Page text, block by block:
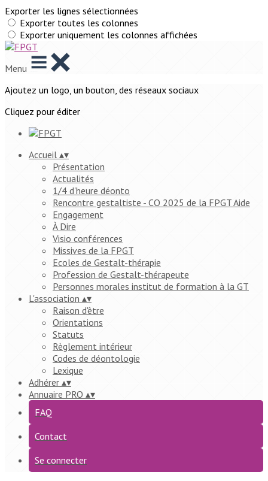
Exporter les lignes sélectionnées
Exporter toutes les colonnes
Exporter uniquement les colonnes affichées
Menu
Ajoutez un logo, un bouton, des réseaux sociaux
Cliquez pour éditer
Accueil ▴▾
Présentation
Actualités
1/4 d'heure déonto
Rencontre gestaltiste - CO 2025 de la FPGT Aide
Engagement
À Dire
Visio conférences
Missives de la FPGT
Ecoles de Gestalt-thérapie
Profession de Gestalt-thérapeute
Personnes morales institut de formation à la GT
L'association ▴▾
Raison d'être
Orientations
Statuts
Règlement intérieur
Codes de déontologie
Lexique
Adhérer ▴▾
Annuaire PRO ▴▾
FAQ
Contact
Se connecter